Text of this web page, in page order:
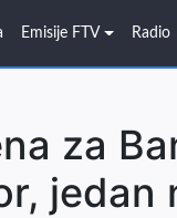
Emisije FTV Radio
za
jedan